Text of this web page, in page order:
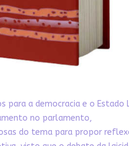
para a democracia e o Estado
no parlamento,
do tema para propor